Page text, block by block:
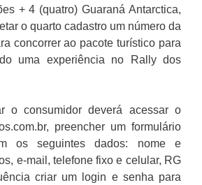
+ 4 (quatro) Guaraná Antarctica,
o quarto cadastro um número da
concorrer ao pacote turístico para
uma experiência no Rally dos
o consumidor deverá acessar o
preencher um formulário
os seguintes dados: nome e
e-mail, telefone fixo e celular, RG
criar um login e senha para